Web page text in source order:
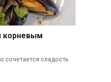
корневым
сочетается сладость